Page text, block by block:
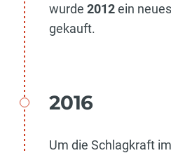
wurde 2012ein
gekauft.
2016
Um die Schlagkraft